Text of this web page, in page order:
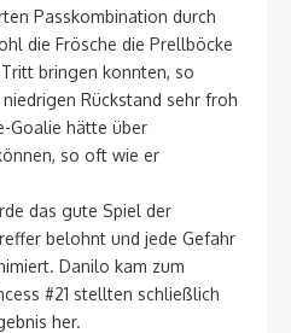
Passkombination durch
die Frösche die Prellböcke
bringen konnten, so
Rückstand sehr froh
Goalie hätte über
so oft wie er
das gute Spiel der
belohnt und jede Gefahr
Danilo kam zum
#21 stellten schließlich
her.